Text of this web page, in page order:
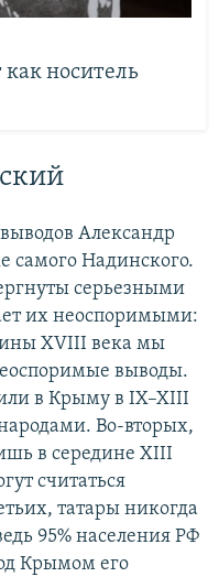
носитель
Александр
самого Надинского.
серьезными
их неоспоримыми:
XVIII века мы
выводы.
в Крыму в IX–XIII
Во-вторых,
в середине XIII
считаться
татары никогда
95% населения РФ
Крымом его